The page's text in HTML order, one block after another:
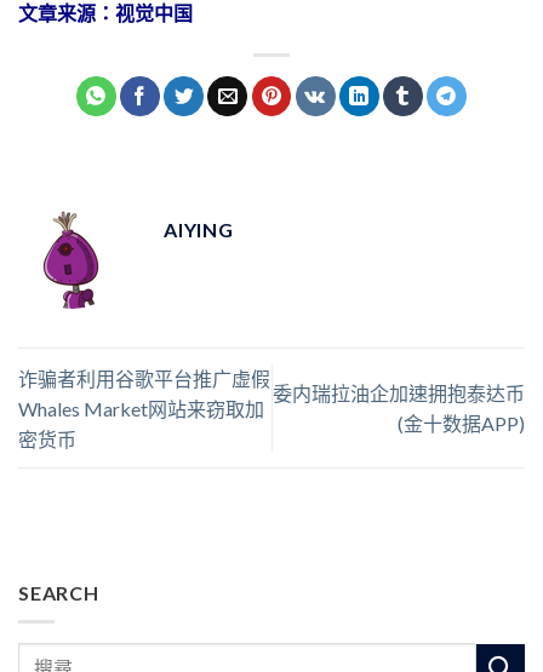
文章来源：视觉中国
AIYING
诈骗者利用谷歌平台推广虚假
Whales Market网站来窃取加
密货币
委内瑞拉油企加速拥抱泰达币
(金十数据APP)
SEARCH